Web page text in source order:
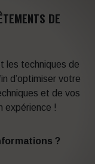
DE
les techniques de
d’optimiser votre
et de vos
expérience !
?